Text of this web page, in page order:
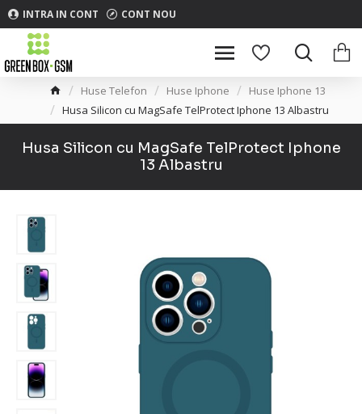
INTRA IN CONT CONT NOU
Huse Telefon Huse Iphone
Huse Iphone 13
Husa Silicon cu MagSafe TelProtect Iphone 13 Albastru
Husa Silicon cu MagSafe TelProtect Iphone
13 Albastru